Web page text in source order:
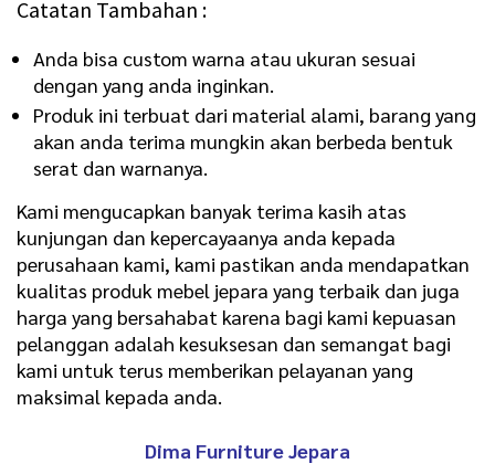
Catatan Tambahan :
Anda bisa custom warna atau ukuran sesuai
dengan yang anda inginkan.
Produk ini terbuat dari material alami, barang yang
akan anda terima mungkin akan berbeda bentuk
serat dan warnanya.
Kami mengucapkan banyak terima kasih atas
kunjungan dan kepercayaanya anda kepada
perusahaan kami, kami pastikan anda mendapatkan
kualitas produk mebel jepara yang terbaik dan juga
harga yang bersahabat karena bagi kami kepuasan
pelanggan adalah kesuksesan dan semangat bagi
kami untuk terus memberikan pelayanan yang
maksimal kepada anda.
Dima Furniture Jepara